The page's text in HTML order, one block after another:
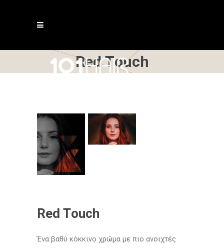
Red Τouch
Red Τouch
Ένα βαθύ κόκκινο χρώμα με πιο ανοιχτές